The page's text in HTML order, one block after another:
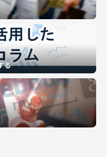
る